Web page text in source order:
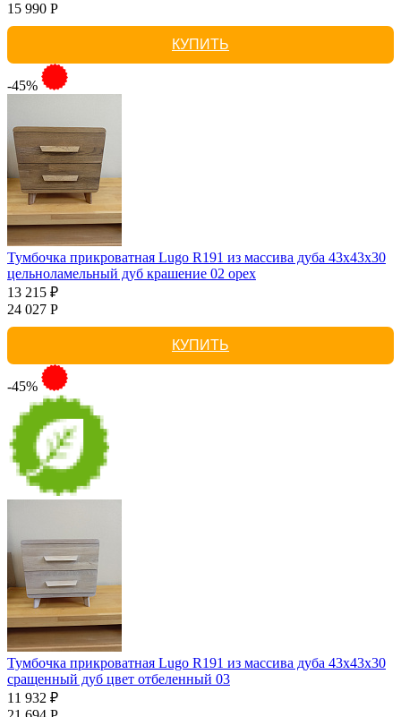
15 990 Р
КУПИТЬ
-45%
Тумбочка прикроватная Lugo R191 из массива дуба 43х43х30
цельноламельный дуб крашение 02 орех
13 215 ₽
24 027 Р
КУПИТЬ
-45%
Тумбочка прикроватная Lugo R191 из массива дуба 43х43х30
сращенный дуб цвет отбеленный 03
11 932 ₽